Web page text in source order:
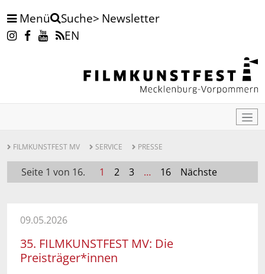
Menü Suche
Newsletter
EN
FILMKUNSTFEST MV SERVICE PRESSE
Seite 1 von 16. 1 2 3 … 16 Nächste
09.05.2026
35. FILMKUNSTFEST MV: Die
Preisträger*innen